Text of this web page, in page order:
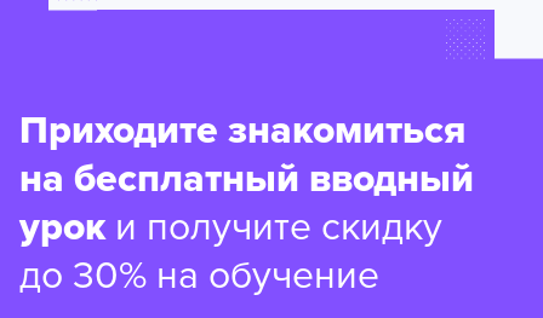
Приходите знакомиться
на бесплатный вводный
уроки получите скидку
до 30% на обучение